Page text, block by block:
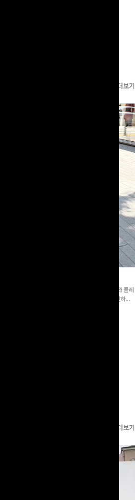
더보기
[데일리부터 여행룩까지]감각적인 레터링 티셔츠와 플레
어 핏 반바지가 함께 구성된 세트 아이템으로, 편안하면
더보기